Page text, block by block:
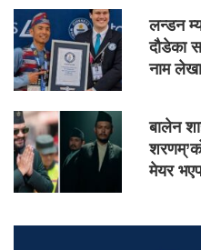
लन्डन
दौडेका
नाम
बालेन
मेयर